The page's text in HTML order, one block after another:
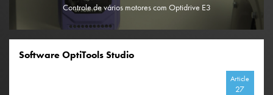
Controle de vários motores com Optidrive E3
Software OptiTools Studio
Article
27